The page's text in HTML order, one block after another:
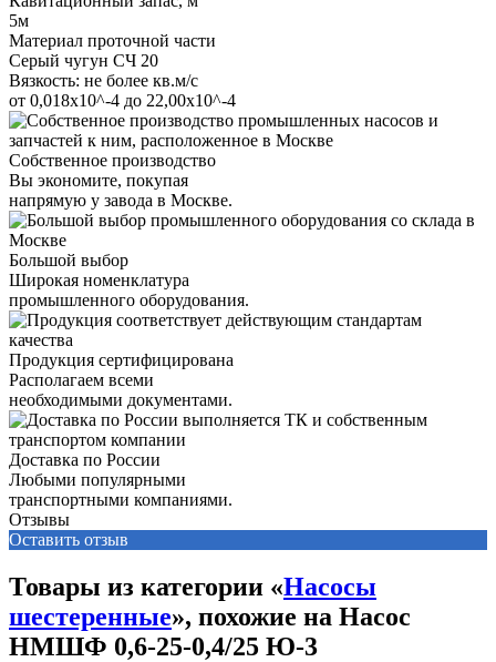
5м
Материал проточной части
Серый чугун СЧ 20
Вязкость: не более кв.м/с
от 0,018х10^-4 до 22,00х10^-4
Собственное производство
Вы экономите, покупая
напрямую у завода в Москве.
Большой выбор
Широкая номенклатура
промышленного оборудования.
Продукция сертифицирована
Располагаем всеми
необходимыми документами.
Доставка по России
Любыми популярными
транспортными компаниями.
Отзывы
Оставить отзыв
Товары из категории «Насосы
шестеренные», похожие на Насос
НМШФ 0,6-25-0,4/25 Ю-3